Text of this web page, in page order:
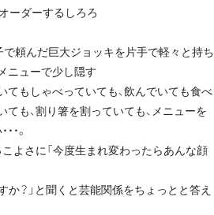
ーダーするしろろ
で頼んだ巨大ジョッキを片手で軽々と持ち
ニューで少し隠す
てもしゃべっていても、飲んでいても食べ
も、割り箸を割っていても、メニューを
・。
よさに「今度生まれ変わったらあんな顔
？」と聞くと芸能関係をちょっとと答え